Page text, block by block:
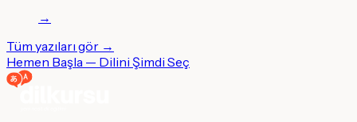
→
Tüm yazıları gör →
Hemen Başla — Dilini Şimdi Seç